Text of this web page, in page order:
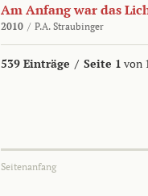
Am Anfang war das
2010 / P.A. Straubinger
539 Einträge / Seite 1 von
Seitenanfang